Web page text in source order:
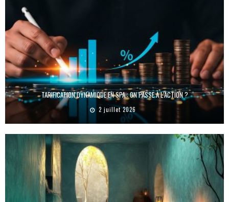
TARIFICATION DYNAMIQUE EN SPA : ON PASSE À L’ACTION ?
2 juillet 2026